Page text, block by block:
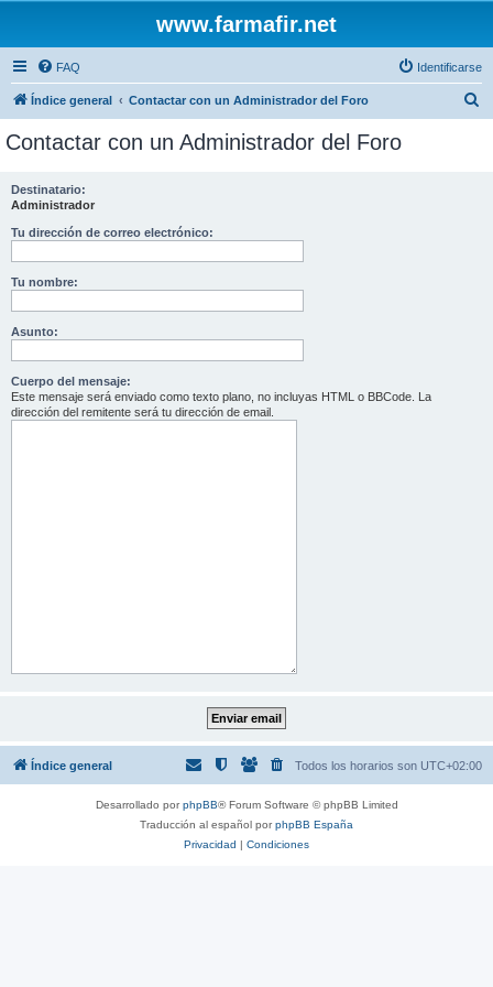
www.farmafir.net
FAQ Identificarse
Índice general Contactar con un Administrador del Foro
Contactar con un Administrador del Foro
Destinatario:
Administrador
Tu dirección de correo electrónico:
Tu nombre:
Asunto:
Cuerpo del mensaje:
Este mensaje será enviado como texto plano, no incluyas HTML o BBCode. La
dirección del remitente será tu dirección de email.
Índice general Todos los horarios son UTC+02:00
Desarrollado porphpBB® Forum Software © phpBB Limited
Traducción al español porphpBB España
Privacidad | Condiciones